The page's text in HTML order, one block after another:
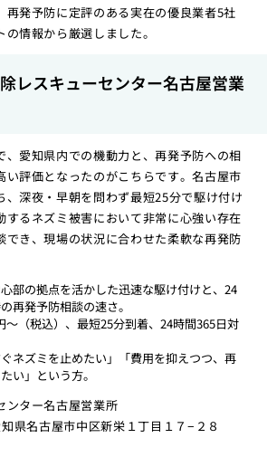
再発予防に定評のある実在の優良業者5社
情報から厳選しました。
レスキューセンター名古屋営業
、愛知県内での機動力と、再発予防への相
い評価となったのがこちらです。名古屋市
、深夜・早朝を問わず最短25分で駆け付け
するネズミ被害において非常に心強い存在
でき、現場の状況に合わせた柔軟な再発防
部の拠点を活かした迅速な駆け付けと、24
再発予防相談の速さ。
〜（税込）、最短25分到着、24時間365日対
ぐネズミを止めたい」「費用を抑えつつ、再
い」という方。
ンター名古屋営業所
県名古屋市中区新栄１丁目１７−２８